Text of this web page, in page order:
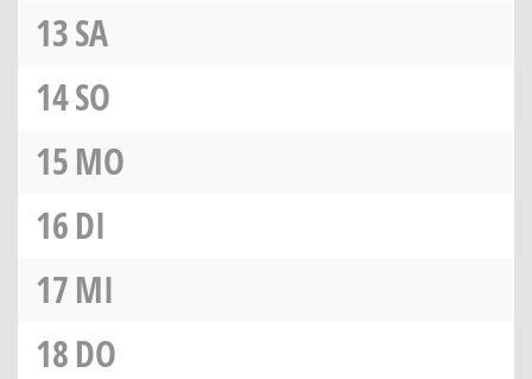
13SA
14SO
15MO
16DI
17MI
18DO